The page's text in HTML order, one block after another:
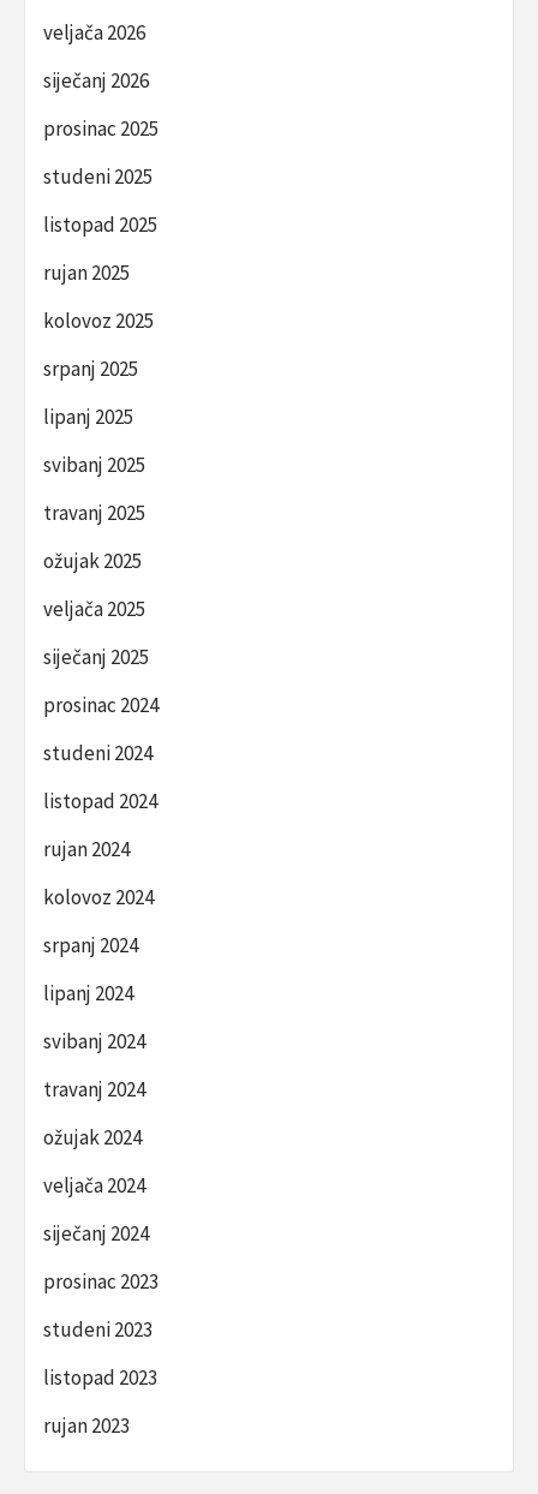
veljača 2026
siječanj 2026
prosinac 2025
studeni 2025
listopad 2025
rujan 2025
kolovoz 2025
srpanj 2025
lipanj 2025
svibanj 2025
travanj 2025
ožujak 2025
veljača 2025
siječanj 2025
prosinac 2024
studeni 2024
listopad 2024
rujan 2024
kolovoz 2024
srpanj 2024
lipanj 2024
svibanj 2024
travanj 2024
ožujak 2024
veljača 2024
siječanj 2024
prosinac 2023
studeni 2023
listopad 2023
rujan 2023